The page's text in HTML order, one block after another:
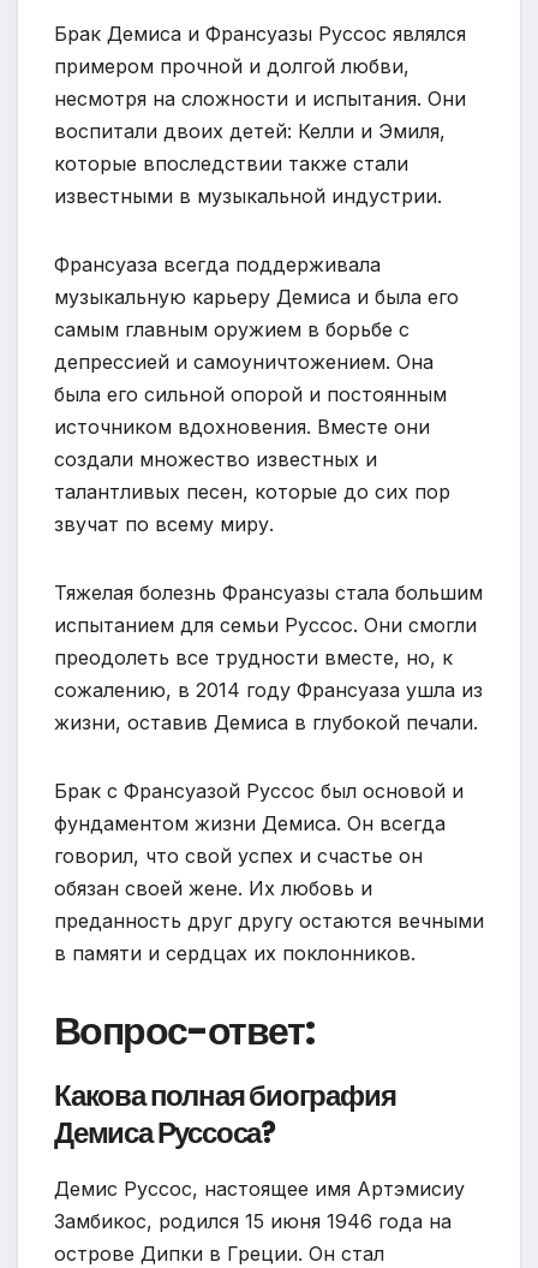
Брак Демиса и Франсуазы Руссос являлся
примером прочной и долгой любви,
несмотря на сложности и испытания. Они
воспитали двоих детей: Келли и Эмиля,
которые впоследствии также стали
известными в музыкальной индустрии.
Франсуаза всегда поддерживала
музыкальную карьеру Демиса и была его
самым главным оружием в борьбе с
депрессией и самоуничтожением. Она
была его сильной опорой и постоянным
источником вдохновения. Вместе они
создали множество известных и
талантливых песен, которые до сих пор
звучат по всему миру.
Тяжелая болезнь Франсуазы стала большим
испытанием для семьи Руссос. Они смогли
преодолеть все трудности вместе, но, к
сожалению, в 2014 году Франсуаза ушла из
жизни, оставив Демиса в глубокой печали.
Брак с Франсуазой Руссос был основой и
фундаментом жизни Демиса. Он всегда
говорил, что свой успех и счастье он
обязан своей жене. Их любовь и
преданность друг другу остаются вечными
в памяти и сердцах их поклонников.
Вопрос-ответ:
Какова полная биография
Демиса Руссоса?
Демис Руссос, настоящее имя Артэмисиу
Замбикос, родился 15 июня 1946 года на
острове Дипки в Греции. Он стал